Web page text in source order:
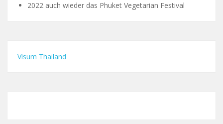
2022 auch wieder das Phuket Vegetarian Festival
Visum Thailand